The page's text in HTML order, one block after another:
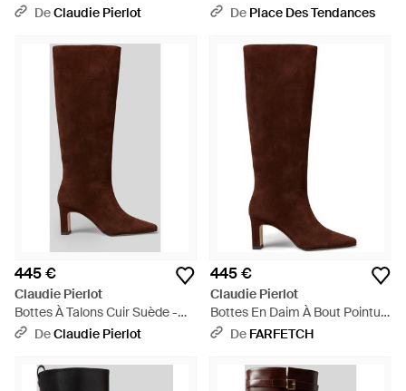
BleuDeClaudie Pierlot
- Marron
De Place Des Tendances
445 €
Claudie Pierlot
Bottes À Talons Cuir Suède -
Marron
DeClaudie Pierlot
445 €
Claudie Pierlot
Bottes En Daim À Bout Pointu -
Marron
De FARFETCH